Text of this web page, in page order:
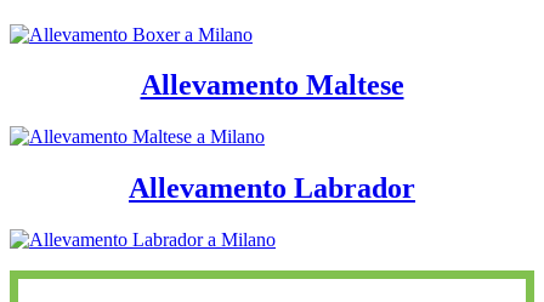
Allevamento Maltese
Allevamento Labrador